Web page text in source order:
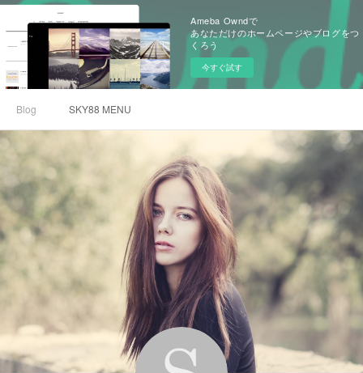
Ameba Owndで
あなただけのホームページやブログをつ
くろう
今すぐ試す
Blog SKY88 MENU